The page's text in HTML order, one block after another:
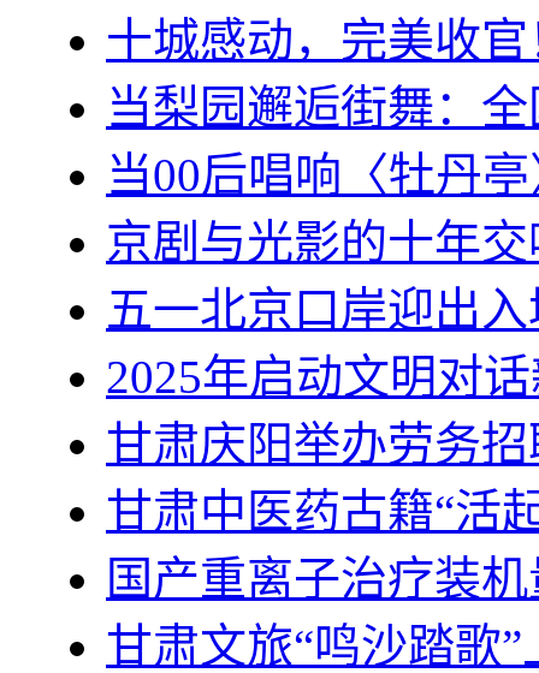
十城感动，完美收
当梨园邂逅街舞：
当00后唱响〈牡丹
京剧与光影的十年
五一北京口岸迎出
2025年启动文明对
甘肃庆阳举办劳务
甘肃中医药古籍“活
国产重离子治疗装
甘肃文旅“鸣沙踏歌